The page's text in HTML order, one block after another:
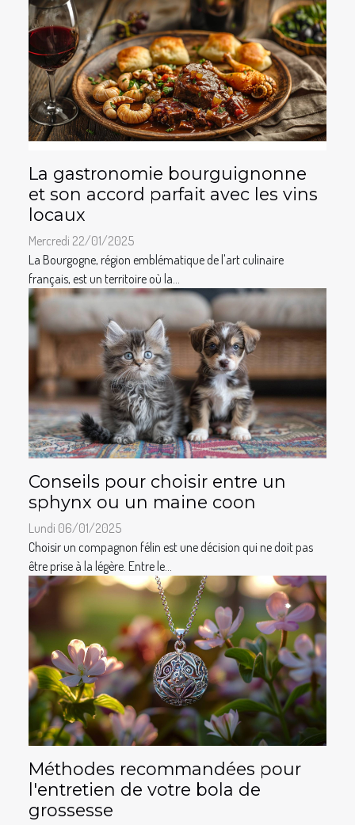
La gastronomie bourguignonne
et son accord parfait avec les vins
locaux
Mercredi 22/01/2025
La Bourgogne, région emblématique de l'art culinaire
français, est un territoire où la...
Conseils pour choisir entre un
sphynx ou un maine coon
Lundi 06/01/2025
Choisir un compagnon félin est une décision qui ne doit pas
être prise à la légère. Entre le...
Méthodes recommandées pour
l'entretien de votre bola de
grossesse